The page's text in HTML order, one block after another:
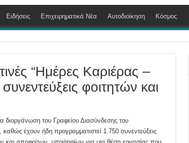
Ειδήσεις Επιχειρηματικά Νέα Αυτοδιοίκηση Κόσμος
“Ημέρες Καριέρας –
φοιτητών και
διοργάνωση του Γραφείου Διασύνδεσης του
έχουν ήδη προγραμματιστεί 1.750 συνεντεύξεις